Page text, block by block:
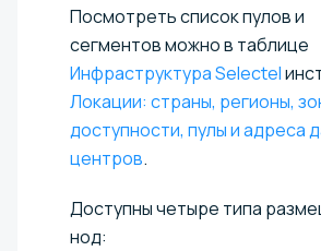
Посмотреть список пулов и
сегментов можно в таблице
Инфраструктура Selectel
Локации: страны, регионы,
доступности, пулы и адреса
центров.
Доступны четыре типа
нод: